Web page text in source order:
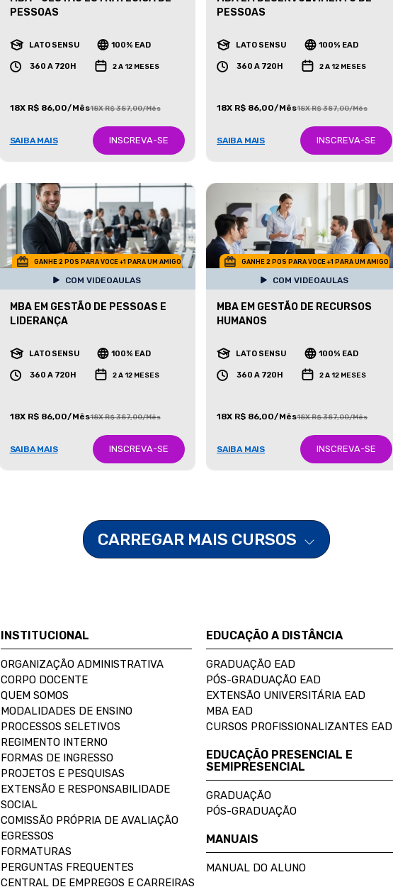
PESSOAS
LATO SENSU 100% EAD
360 A 720H 2 A 12 MESES
18X R$ 86,00/Mês18X R$ 387,00/Mês
SAIBA MAIS INSCREVA-SE
PESSOAS
LATO SENSU 100% EAD
360 A 720H 2 A 12 MESES
18X R$ 86,00/Mês18X R$ 387,00/Mês
SAIBA MAIS INSCREVA-SE
GANHE 2 POS PARA VOCE +1 PARA UM AMIGO
COM VIDEOAULAS
MBA EM GESTÃO DE PESSOAS E
LIDERANÇA
LATO SENSU 100% EAD
360 A 720H 2 A 12 MESES
18X R$ 86,00/Mês18X R$ 387,00/Mês
SAIBA MAIS INSCREVA-SE
GANHE 2 POS PARA VOCE +1 PARA UM AMIGO
COM VIDEOAULAS
MBA EM GESTÃO DE RECURSOS
HUMANOS
LATO SENSU 100% EAD
360 A 720H 2 A 12 MESES
18X R$ 86,00/Mês18X R$ 387,00/Mês
SAIBA MAIS INSCREVA-SE
CARREGAR MAIS CURSOS
INSTITUCIONAL
ORGANIZAÇÃO ADMINISTRATIVA
CORPO DOCENTE
QUEM SOMOS
MODALIDADES DE ENSINO
PROCESSOS SELETIVOS
REGIMENTO INTERNO
FORMAS DE INGRESSO
PROJETOS E PESQUISAS
EXTENSÃO E RESPONSABILIDADE
SOCIAL
COMISSÃO PRÓPRIA DE AVALIAÇÃO
EGRESSOS
FORMATURAS
PERGUNTAS FREQUENTES
CENTRAL DE EMPREGOS E CARREIRAS
EDUCAÇÃO A DISTÂNCIA
GRADUAÇÃO EAD
PÓS-GRADUAÇÃO EAD
EXTENSÃO UNIVERSITÁRIA EAD
MBA EAD
CURSOS PROFISSIONALIZANTES EAD
EDUCAÇÃO PRESENCIAL E
SEMIPRESENCIAL
GRADUAÇÃO
PÓS-GRADUAÇÃO
MANUAIS
MANUAL DO ALUNO